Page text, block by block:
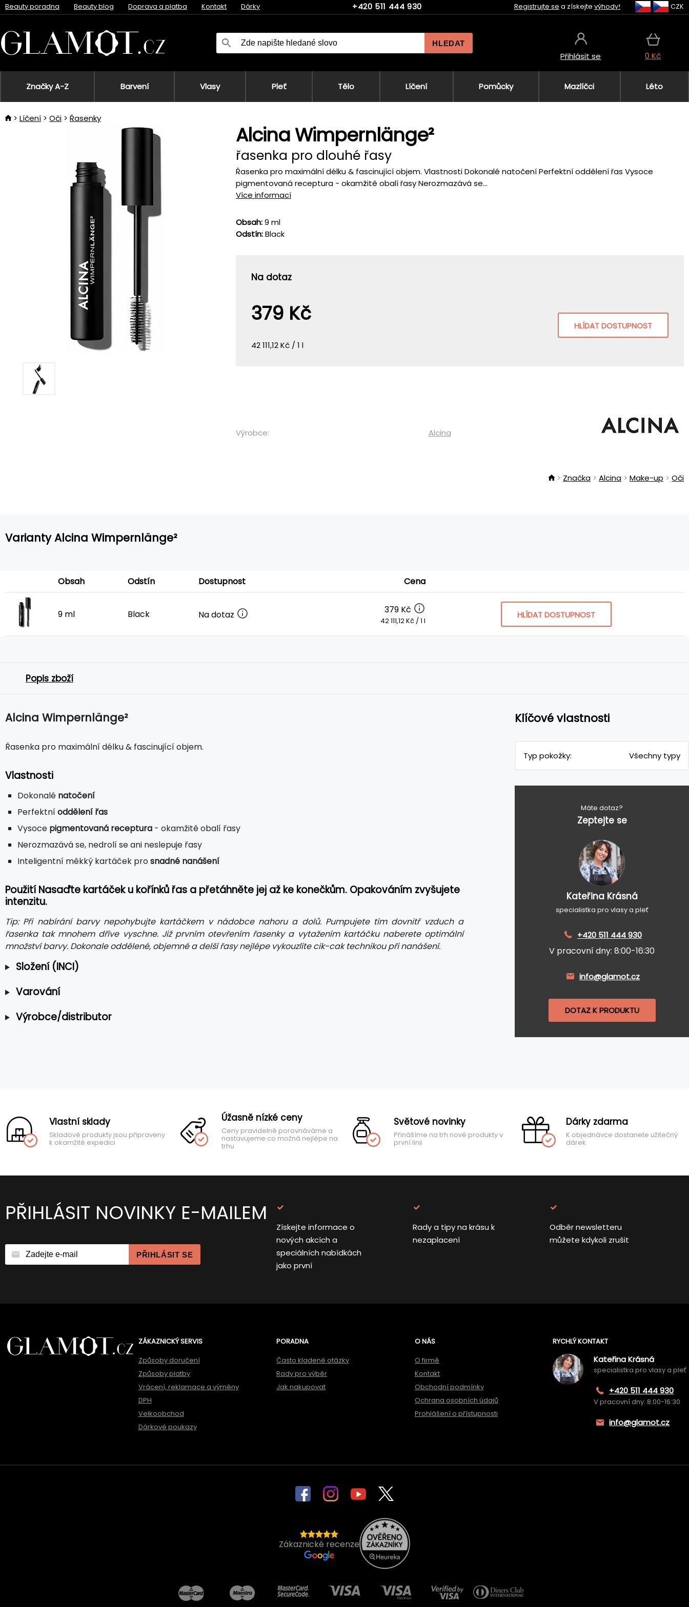
Beauty poradna Beauty blog Doprava a platba Kontakt Dárky +420 511 444 930 Registrujte se a získejte výhody! CZK
HLEDAT
Přihlásit se 0 Kč
Značky A-Z Barvení Vlasy Pleť Tělo Líčení Pomůcky Mazlíčci Léto
Líčení Oči Řasenky
Alcina Wimpernlänge²
řasenka pro dlouhé řasy
Řasenka pro maximální délku & fascinující objem. Vlastnosti Dokonalé natočení Perfektní oddělení řas Vysoce
pigmentovaná receptura - okamžitě obalí řasy Nerozmazává se...
Více informací
Obsah:9 ml
Odstín:Black
Na dotaz
379 Kč
42 111,12 Kč / 1 l
HLÍDAT DOSTUPNOST
Výrobce: Alcina
Značka Alcina Make-up Oči
Varianty Alcina Wimpernlänge²
Obsah Odstín Dostupnost Cena
9 ml Black Na dotaz 379 Kč
42 111,12 Kč / 1 l
HLÍDAT DOSTUPNOST
Popis zboží
Alcina Wimpernlänge²
Řasenka pro maximální délku & fascinující objem.
Vlastnosti
Dokonalé natočení
Perfektníoddělení řas
Vysoce pigmentovaná receptura - okamžitě obalí řasy
Nerozmazává se, nedrolí se ani neslepuje řasy
Inteligentní měkký kartáček prosnadné nanášení
Použití Nasaďte kartáček u kořínků řas a přetáhněte jej až ke konečkům. Opakováním zvyšujete
intenzitu.
Tip: Při nabírání barvy nepohybujte kartáčkem v nádobce nahoru a dolů. Pumpujete tím dovnitř vzduch a
řasenka tak mnohem dříve vyschne. Již prvním otevřením řasenky a vytažením kartáčku naberete optimální
množství barvy. Dokonale oddělené, objemné a delší řasy nejlépe vykouzlíte cik-cak technikou při nanášení.
Složení (INCI)
Varování
Výrobce/distributor
Klíčové vlastnosti
Typ pokožky: Všechny typy
Máte dotaz?
Zeptejte se
Kateřina Krásná
specialistka pro vlasy a pleť
+420 511 444 930
V pracovní dny: 8:00-16:30
info@glamot.cz
DOTAZ K PRODUKTU
Vlastní sklady
Skladové produkty jsou připraveny
k okamžité expedici
Úžasně nízké ceny
Ceny pravidelně porovnáváme a
nastavujeme co možná nejlépe na
trhu
Světové novinky
Přinášíme na trh nové produkty v
první linii
Dárky zdarma
K objednávce dostanete užitečný
dárek
PŘIHLÁSIT NOVINKY E-MAILEM
PŘIHLÁSIT SE
Získejte informace o
nových akcích a
speciálních nabídkách
jako první
Rady a tipy na krásu k
nezaplacení
Odběr newsletteru
můžete kdykoli zrušit
ZÁKAZNICKÝ SERVIS
Způsoby doručení
Způsoby platby
Vrácení, reklamace a výměny
DPH
Velkoobchod
Dárkové poukazy
PORADNA
Často kladené otázky
Rady pro výběr
Jak nakupovat
O NÁS
O firmě
Kontakt
Obchodní podmínky
Ochrana osobních údajů
Prohlášení o přístupnosti
RYCHLÝ KONTAKT
Kateřina Krásná
specialistka pro vlasy a pleť
+420 511 444 930
V pracovní dny: 8:00-16:30
info@glamot.cz
Zákaznické recenze